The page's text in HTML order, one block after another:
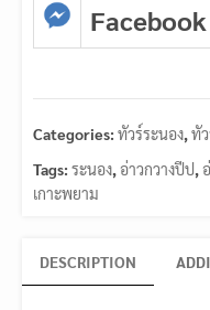
Categories: ทัวร์ระนอง,ทั
Tags: ระนอง,อ่าวกวางปีป,
เกาะพยาม
DESCRIPTION